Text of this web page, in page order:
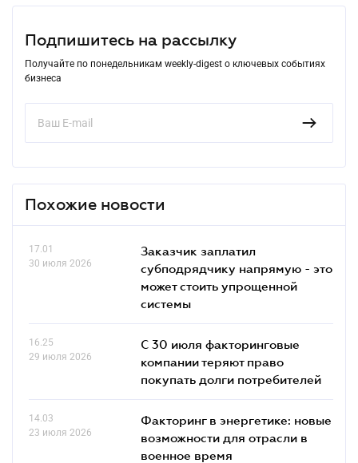
Подпишитесь на рассылку
Получайте по понедельникам weekly-digest о ключевых событиях
бизнеса
Похожие новости
17.01
30 июля 2026
Заказчик заплатил
субподрядчику напрямую - это
может стоить упрощенной
системы
16.25
29 июля 2026
С 30 июля факторинговые
компании теряют право
покупать долги потребителей
14.03
23 июля 2026
Факторинг в энергетике: новые
возможности для отрасли в
военное время